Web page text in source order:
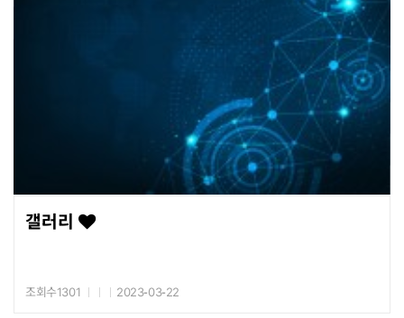
갤러리
조회수1301 2023-03-22